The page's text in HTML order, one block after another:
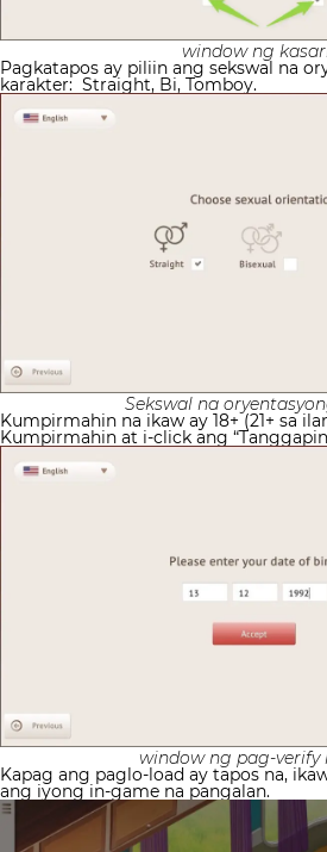
window ng
Pagkatapos ay piliin ang sekswal na
karakter: Straight, Bi, Tomboy.
Sekswal na
Kumpirmahin na ikaw ay 18+ (21+ sa
Kumpirmahin at i-click ang
window ng pag-verify
Kapag ang paglo-load ay tapos na,
ang iyong in-game na pangalan.